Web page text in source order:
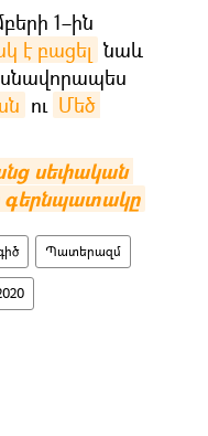
1–ին
է բացել նաև
ու Մեծ
սեփական
գերնպատակը
Պատերազմ